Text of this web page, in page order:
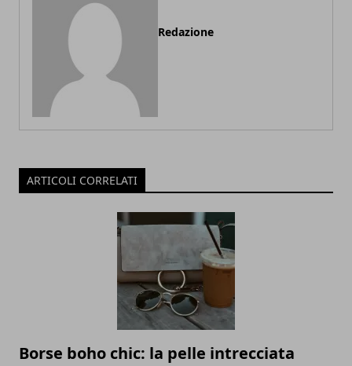
Redazione
ARTICOLI CORRELATI
Borse boho chic: la pelle intrecciata